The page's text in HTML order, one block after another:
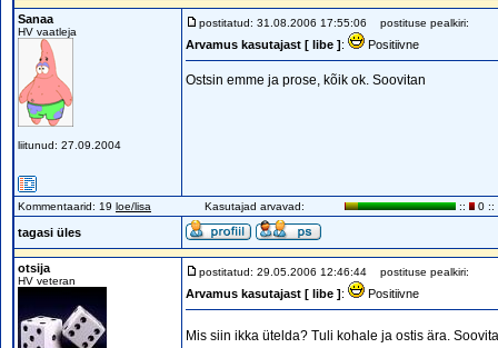
Sanaa
HV vaatleja
liitunud: 27.09.2004
postitatud: 31.08.2006 17:55:06 postituse pealkiri:
Arvamus kasutajast [ libe ]: Positiivne
Ostsin emme ja prose, kõik ok. Soovitan
Kommentaarid: 19 loe/lisa Kasutajad arvavad: :: 0 ::
tagasi üles
otsija
HV veteran
postitatud: 29.05.2006 12:46:44 postituse pealkiri:
Arvamus kasutajast [ libe ]: Positiivne
Mis siin ikka ütelda? Tuli kohale ja ostis ära.